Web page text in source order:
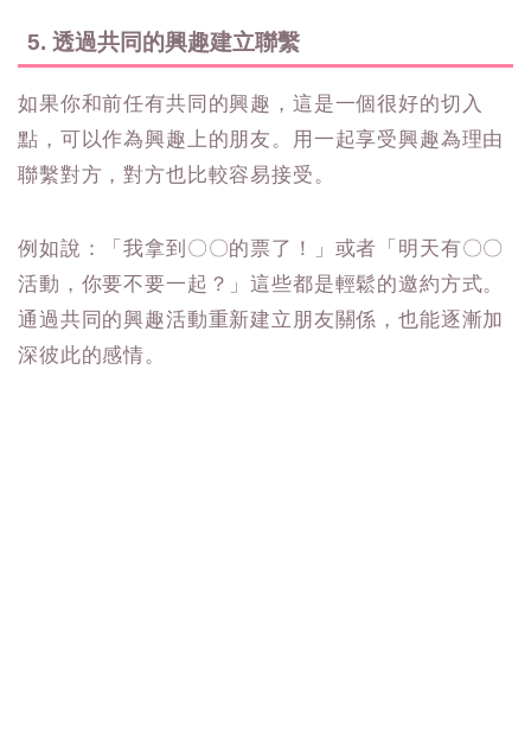
5. 透過共同的興趣建立聯繫
如果你和前任有共同的興趣，這是一個很好的切入
點，可以作為興趣上的朋友。用一起享受興趣為理由
聯繫對方，對方也比較容易接受。
例如說：「我拿到〇〇的票了！」或者「明天有〇〇
活動，你要不要一起？」這些都是輕鬆的邀約方式。
通過共同的興趣活動重新建立朋友關係，也能逐漸加
深彼此的感情。